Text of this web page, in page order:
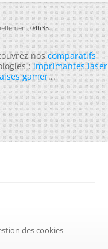
04h35.
noscomparatifs
: imprimantes laser
gamer...
des cookies -